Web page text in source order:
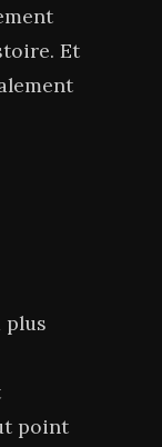
Et
plus
point